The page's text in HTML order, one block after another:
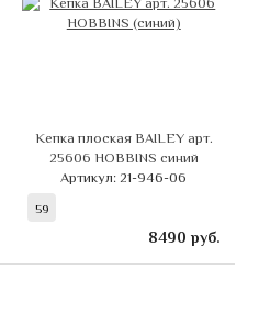
Кепка плоская BAILEY арт.
25606 HOBBINS синий
Артикул: 21-946-06
59
8490 руб.